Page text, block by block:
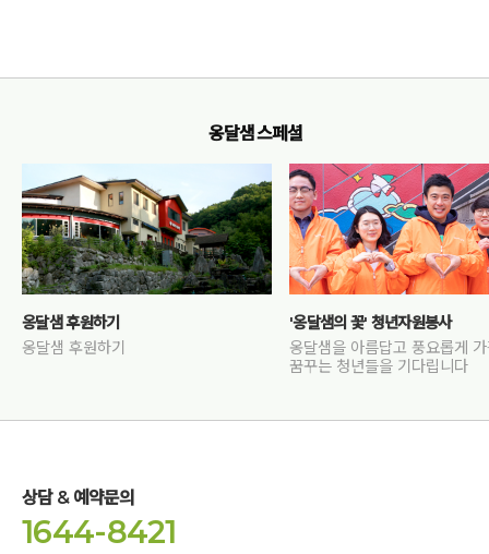
옹달샘 스페셜
옹달샘 후원하기
옹달샘 후원하기
'옹달샘의 꽃' 청년자원봉사
옹달샘을 아름답고 풍요롭게
꿈꾸는 청년들을 기다립니다
상담 & 예약문의
1644-8421